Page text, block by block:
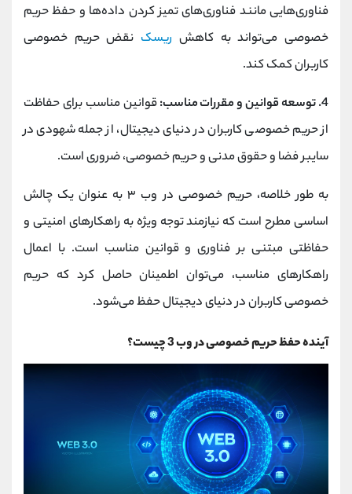
فناوری‌هایی مانند فناوری‌های تمیز کردن داده‌ها و حفظ حریم
خصوصی می‌تواند به کاهش ریسک نقض حریم خصوصی
کاربران کمک کند.
4. توسعه قوانین و مقررات مناسب:
قوانین مناسب برای حفاظت
از حریم خصوصی کاربران در دنیای دیجیتال، از جمله شهودی در
سایبر فضا و حقوق مدنی و حریم خصوصی، ضروری است.
به طور خلاصه، حریم خصوصی در وب ۳ به عنوان یک چالش
اساسی مطرح است که نیازمند توجه ویژه به راهکارهای امنیتی و
حفاظتی مبتنی بر فناوری و قوانین مناسب است. با اعمال
راهکارهای مناسب، می‌توان اطمینان حاصل کرد که حریم
خصوصی کاربران در دنیای دیجیتال حفظ می‌شود.
آینده حفظ حریم خصوصی در وب 3 چیست؟